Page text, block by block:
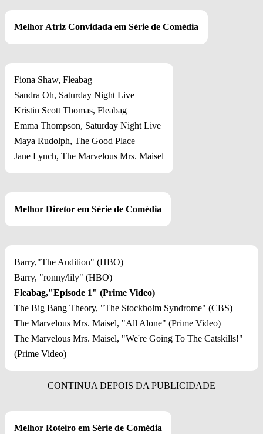
Melhor Atriz Convidada em Série de Comédia
Fiona Shaw, Fleabag
Sandra Oh, Saturday Night Live
Kristin Scott Thomas, Fleabag
Emma Thompson, Saturday Night Live
Maya Rudolph, The Good Place
Jane Lynch, The Marvelous Mrs. Maisel
Melhor Diretor em Série de Comédia
Barry,"The Audition" (HBO)
Barry, "ronny/lily" (HBO)
Fleabag,"Episode 1" (Prime Video)
The Big Bang Theory, "The Stockholm Syndrome" (CBS)
The Marvelous Mrs. Maisel, "All Alone" (Prime Video)
The Marvelous Mrs. Maisel, "We're Going To The Catskills!"
(Prime Video)
Melhor Roteiro em Série de Comédia